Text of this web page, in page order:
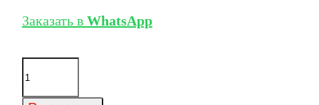
Заказать в WhatsApp
Количество
товара
термопанели